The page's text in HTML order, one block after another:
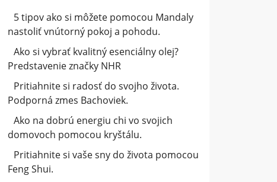
5 tipov ako si môžete pomocou Mandaly
nastoliť vnútorný pokoj a pohodu.
Ako si vybrať kvalitný esenciálny olej?
Predstavenie značky NHR
Pritiahnite si radosť do svojho života.
Podporná zmes Bachoviek.
Ako na dobrú energiu chi vo svojich
domovoch pomocou kryštálu.
Pritiahnite si vaše sny do života pomocou
Feng Shui.